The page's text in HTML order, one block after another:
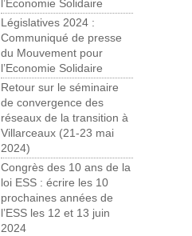
l’Economie Solidaire
Législatives 2024 :
Communiqué de presse
du Mouvement pour
l’Economie Solidaire
Retour sur le séminaire
de convergence des
réseaux de la transition à
Villarceaux (21-23 mai
2024)
Congrès des 10 ans de la
loi ESS : écrire les 10
prochaines années de
l’ESS les 12 et 13 juin
2024